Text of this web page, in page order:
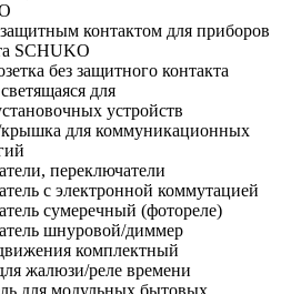
контактом для приборов
SCHUKO
без защитного контакта
для
устройств
крышка для коммуникационных
переключатели
с электронной коммутацией
сумеречный (фотореле)
шнуровой/диммер
комплектный
жалюзи/реле времени
для модульных бытовых